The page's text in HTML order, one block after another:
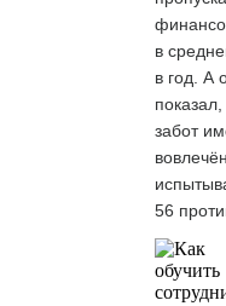
в
в год. А
забот
56